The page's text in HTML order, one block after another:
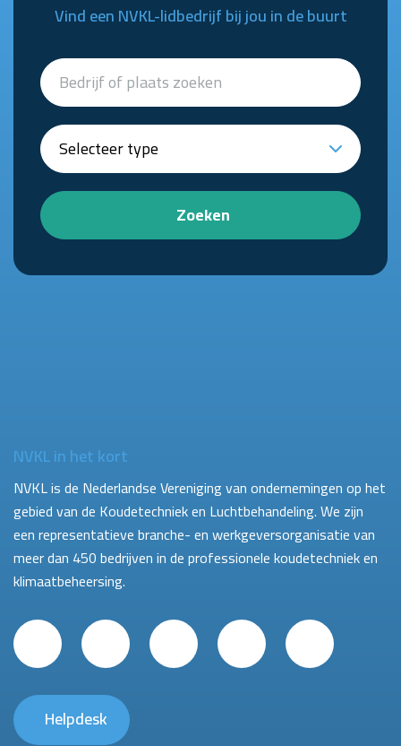
Vind een NVKL-lidbedrijf bij jou in de buurt
Zoeken
NVKL in het kort
NVKL is de Nederlandse Vereniging van ondernemingen op het
gebied van de Koudetechniek en Luchtbehandeling. We zijn
een representatieve branche- en werkgeversorganisatie van
meer dan 450 bedrijven in de professionele koudetechniek en
klimaatbeheersing.
Helpdesk